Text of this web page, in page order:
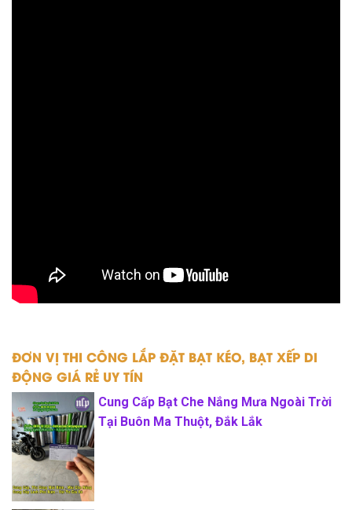
ĐƠN VỊ THI CÔNG LẮP ĐẶT BẠT KÉO, BẠT XẾP DI
ĐỘNG GIÁ RẺ UY TÍN
Cung Cấp Bạt Che Nắng Mưa Ngoài Trời
Tại Buôn Ma Thuột, Đắk Lắk